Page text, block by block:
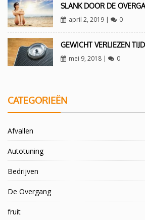
SLANK DOOR DE
april 2, 2019| 0
GEWICHT VERLIEZEN
mei 9, 2018| 0
CATEGORIEËN
Afvallen
Autotuning
Bedrijven
De Overgang
fruit